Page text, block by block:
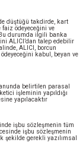
düştüğü takdirde, kart
ödeyeceğini ve
durumda ilgili banka
ALICI’dan talep edebilir
ALICI, borcun
ödeyeceğini kabul, beyan ve
belirtilen parasal
işleminin yapıldığı
yapılacaktır
işbu sözleşmenin tüm
işbu sözleşmenin
gerekli yazılımsal